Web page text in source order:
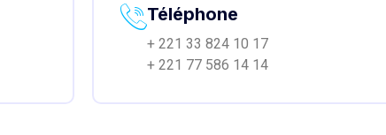
Téléphone
+ 221 33 824 10 17
+ 221 77 586 14 14